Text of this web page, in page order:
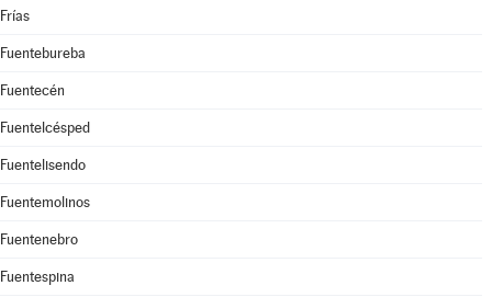
Frías
Fuentebureba
Fuentecén
Fuentelcésped
Fuentelisendo
Fuentemolinos
Fuentenebro
Fuentespina